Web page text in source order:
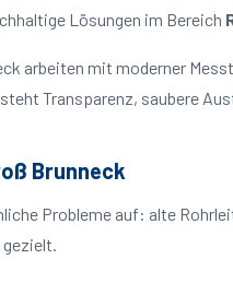
Lösungen im Bereich
arbeiten mit moderner
Transparenz, saubere
Brunneck
Probleme auf: alte
gezielt.